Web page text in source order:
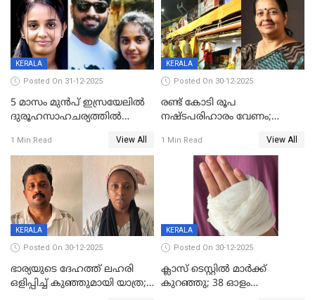
KERALA
Posted On 31-12-2025
5 മാസം മുൻപ് ഇസ്രയേലിൽ
ദുരൂഹസാഹചര്യത്തിൽ
മലയാളി യുവാവിന്റെ ഭാര്യയും
മരിച്ചു
1 Min Read View All
KERALA
Posted On 30-12-2025
രണ്ട് കോടി രൂപ
നഷ്ടപരിഹാരം വേണം;
നോട്ടീസയച്ച് ഉമാ തോമസ്
1 Min Read View All
KERALA
Posted On 30-12-2025
ഭാര്യയുടെ ദേഹത്ത് ലഹരി
ഒളിപ്പിച്ച് കുഞ്ഞുമായി യാത്ര;
KERALA
Posted On 30-12-2025
ക്ലാസ് ടെസ്റ്റിൽ മാർക്ക്
കുറഞ്ഞു; 38 ഓളം